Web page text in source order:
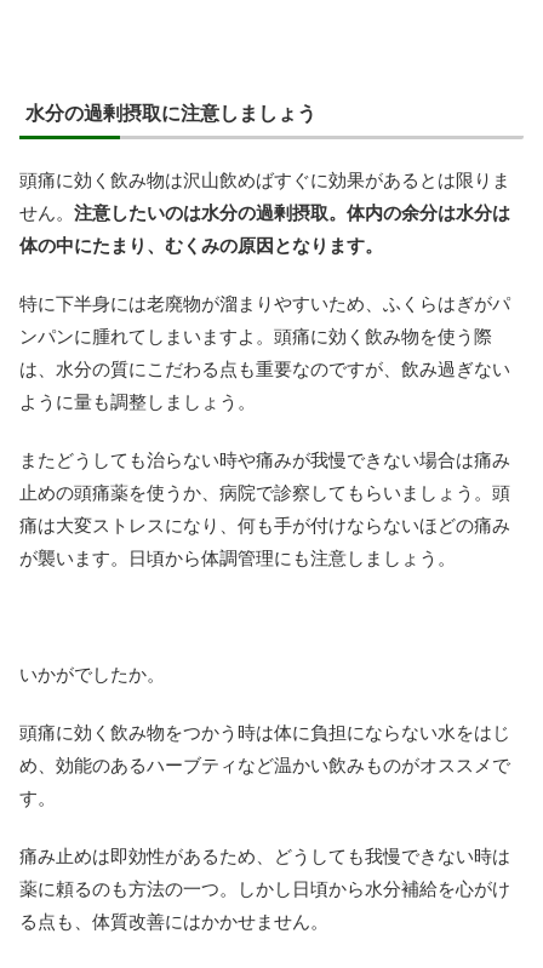
水分の過剰摂取に注意しましょう
頭痛に効く飲み物は沢山飲めばすぐに効果があるとは限りま
せん。 注意したいのは水分の過剰摂取。体内の余分は水分は
体の中にたまり、むくみの原因となります。
特に下半身には老廃物が溜まりやすいため、ふくらはぎがパ
ンパンに腫れてしまいますよ。頭痛に効く飲み物を使う際
は、水分の質にこだわる点も重要なのですが、飲み過ぎない
ように量も調整しましょう。
またどうしても治らない時や痛みが我慢できない場合は痛み
止めの頭痛薬を使うか、病院で診察してもらいましょう。頭
痛は大変ストレスになり、何も手が付けならないほどの痛み
が襲います。日頃から体調管理にも注意しましょう。
いかがでしたか。
頭痛に効く飲み物をつかう時は体に負担にならない水をはじ
め、効能のあるハーブティなど温かい飲みものがオススメで
す。
痛み止めは即効性があるため、どうしても我慢できない時は
薬に頼るのも方法の一つ。しかし日頃から水分補給を心がけ
る点も、体質改善にはかかせません。